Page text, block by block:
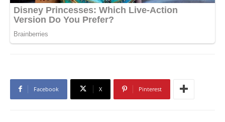
Facebook X Pinterest